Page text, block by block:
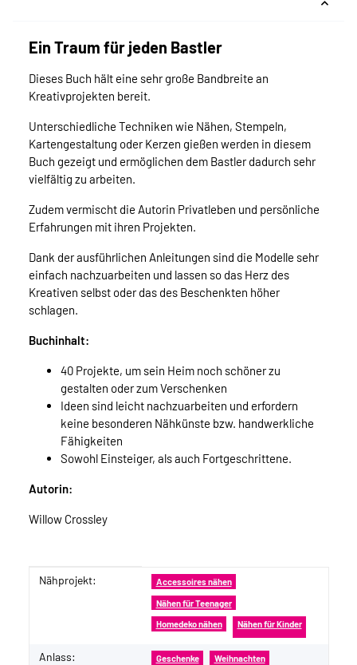
Ein Traum für jeden Bastler
Dieses Buch hält eine sehr große Bandbreite an
Kreativprojekten bereit.
Unterschiedliche Techniken wie Nähen, Stempeln,
Kartengestaltung oder Kerzen gießen werden in diesem
Buch gezeigt und ermöglichen dem Bastler dadurch sehr
vielfältig zu arbeiten.
Zudem vermischt die Autorin Privatleben und persönliche
Erfahrungen mit ihren Projekten.
Dank der ausführlichen Anleitungen sind die Modelle sehr
einfach nachzuarbeiten und lassen so das Herz des
Kreativen selbst oder das des Beschenkten höher
schlagen.
Buchinhalt:
40 Projekte, um sein Heim noch schöner zu
gestalten oder zum Verschenken
Ideen sind leicht nachzuarbeiten und erfordern
keine besonderen Nähkünste bzw. handwerkliche
Fähigkeiten
Sowohl Einsteiger, als auch Fortgeschrittene.
Autorin:
Willow Crossley
Produkteigenschaft
Wert
Nähprojekt: Accessoires nähen
Nähen für Teenager
Homedeko nähen Nähen für Kinder
Anlass: Geschenke Weihnachten